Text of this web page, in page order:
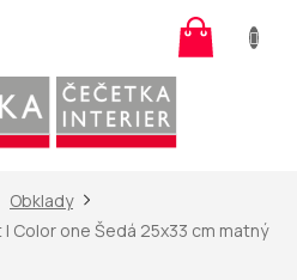
košík
Obklady
Color one Šedá 25x33 cm matný